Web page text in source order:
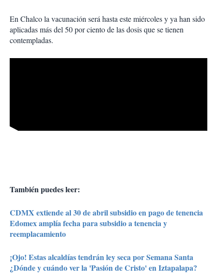
En Chalco la vacunación será hasta este miércoles y ya han sido
aplicadas más del 50 por ciento de las dosis que se tienen
contempladas.
También puedes leer:
CDMX extiende al 30 de abril subsidio en pago de tenencia
Edomex amplía fecha para subsidio a tenencia y
reemplacamiento
¡Ojo! Estas alcaldías tendrán ley seca por Semana Santa
¿Dónde y cuándo ver la 'Pasión de Cristo' en Iztapalapa?